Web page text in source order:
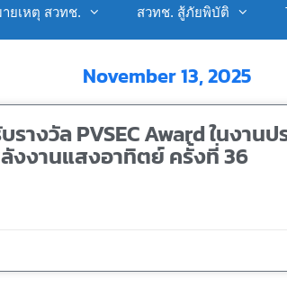
ยเหตุ สวทช. สวทช. สู้ภัยพิบัติ
November 13, 2025
างวัล PVSEC Award ในงานป
งงานแสงอาทิตย์ ครั้งที่ 36